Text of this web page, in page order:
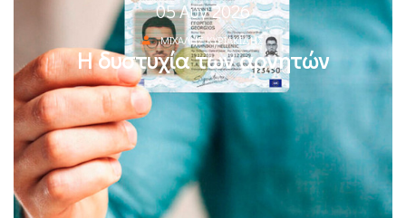
05 Αυγ 2026
ΜΙΧΆΛΗΣ ΚΥΡΙΑΚΊΔΗΣ
Η δυστυχία των αρνητών